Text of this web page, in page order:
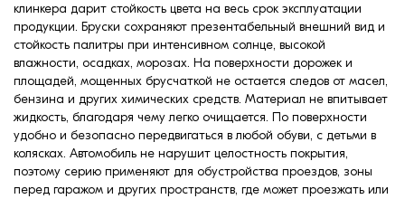
клинкера дарит стойкость цвета на весь срок эксплуатации
продукции. Бруски сохраняют презентабельный внешний вид и
стойкость палитры при интенсивном солнце, высокой
влажности, осадках, морозах. На поверхности дорожек и
площадей, мощенных брусчаткой не остается следов от масел,
бензина и других химических средств. Материал не впитывает
жидкость, благодаря чему легко очищается. По поверхности
удобно и безопасно передвигаться в любой обуви, с детьми в
колясках. Автомобиль не нарушит целостность покрытия,
поэтому серию применяют для обустройства проездов, зоны
перед гаражом и других пространств, где может проезжать или